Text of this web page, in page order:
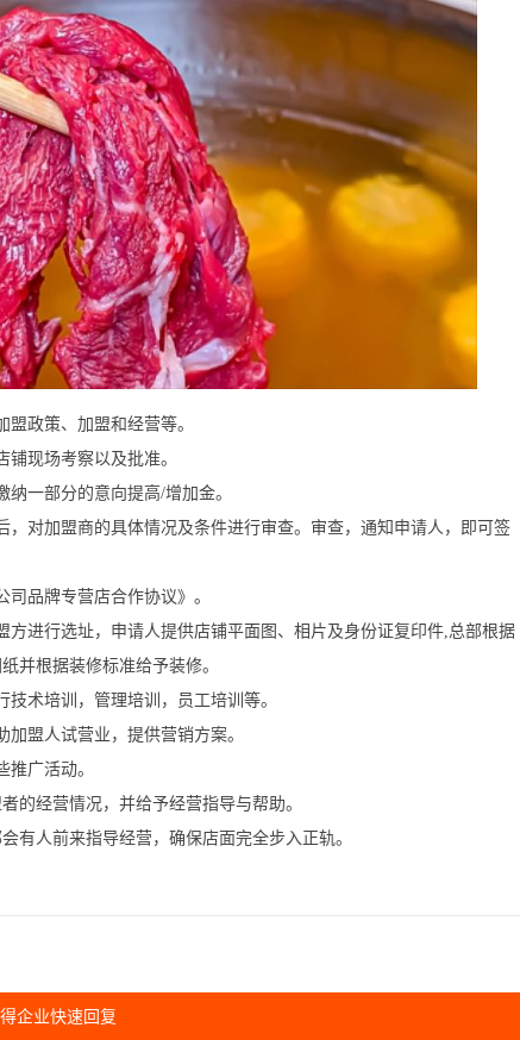
政策、加盟和经营等。
现场考察以及批准。
一部分的意向提高/增加金。
对加盟商的具体情况及条件进行审查。审查，通知申请人，即可签
品牌专营店合作协议》。
进行选址，申请人提供店铺平面图、相片及身份证复印件,总部根据
并根据装修标准给予装修。
术培训，管理培训，员工培训等。
盟人试营业，提供营销方案。
广活动。
经营情况，并给予经营指导与帮助。
人前来指导经营，确保店面完全步入正轨。
企业快速回复